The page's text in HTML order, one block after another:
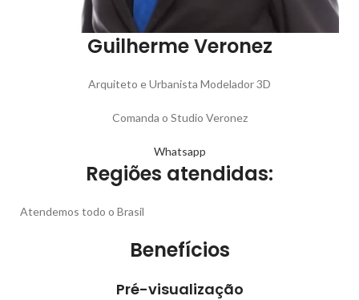
Guilherme Veronez
Arquiteto e Urbanista Modelador 3D
Comanda o Studio Veronez
Whatsapp
Regiões atendidas:
Atendemos todo o Brasil
Benefícios
Pré-visualização